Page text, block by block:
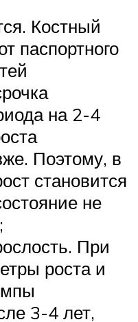
Костный
паспортного
на 2-4
Поэтому, в
становится
не
При
роста и
3-4 лет,